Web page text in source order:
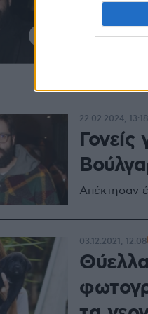
Απέκτησαν
22.02.2024, 13:18
03.12.2021, 12:08